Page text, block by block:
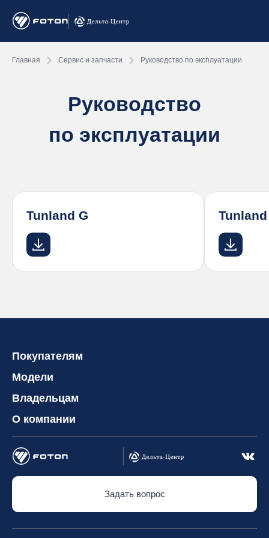
Главная Сервис и запчасти Руководство по эксплуатации
Руководство
по эксплуатации
Tunland G
Покупателям
Модели
Владельцам
О компании
Задать вопрос